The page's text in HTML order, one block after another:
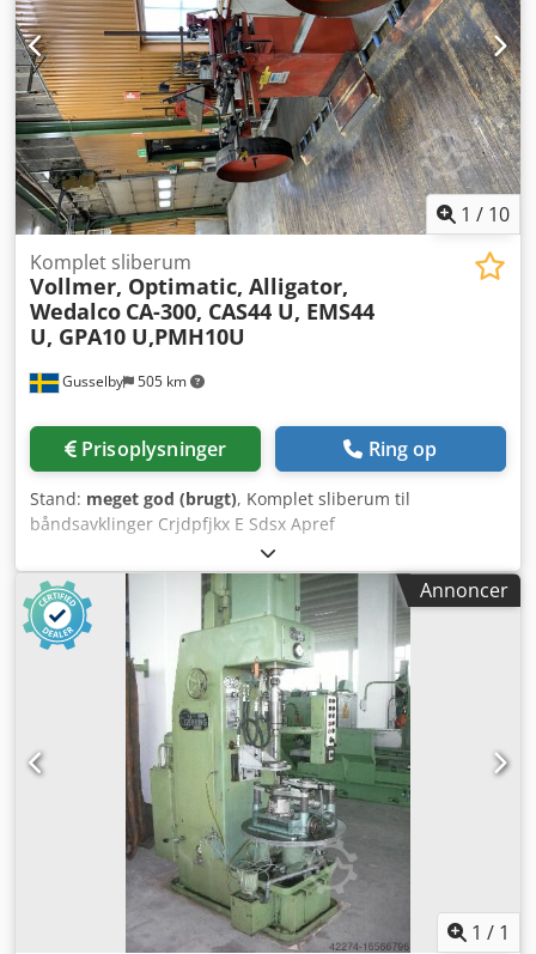
1 / 10
Gusselby 505 km
Komplet sliberum
Vollmer, Optimatic, Alligator,
Wedalco CA-300, CAS44 U, EMS44
U, GPA10 U,PMH10U
Prisoplysninger Ring op
Stand: meget god (brugt), Komplet sliberum til
båndsavklinger Crjdpfjkx E Sdsx Apref
Annoncer
1 / 1